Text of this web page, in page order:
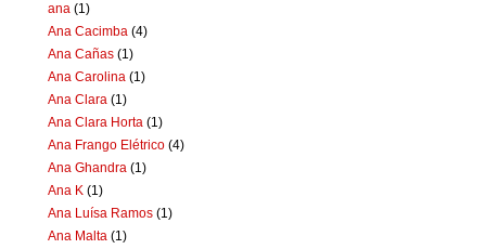
ana (1)
Ana Cacimba (4)
Ana Cañas (1)
Ana Carolina (1)
Ana Clara (1)
Ana Clara Horta (1)
Ana Frango Elétrico (4)
Ana Ghandra (1)
Ana K (1)
Ana Luísa Ramos (1)
Ana Malta (1)